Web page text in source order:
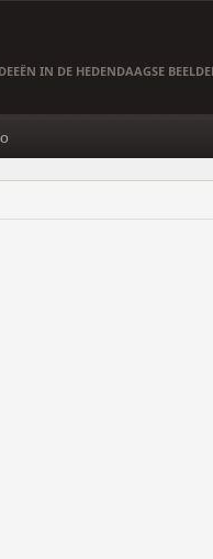
IN DE HEDENDAAGSE